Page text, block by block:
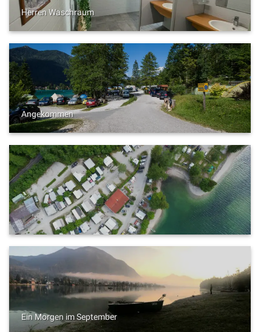
Herren Waschraum
Angekommen
Ein Morgen im September